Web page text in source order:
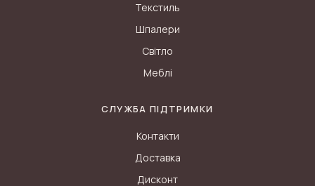
Текстиль
Шпалери
Світло
Меблі
СЛУЖБА ПІДТРИМКИ
Контакти
Доставка
Дисконт
Ми використовуємо файли cookie, щоб забезпечити вам
найкращу можливу взаємодію з нашим сайтом. Файли
cookie необхідні для правильної роботи сайту, а також для